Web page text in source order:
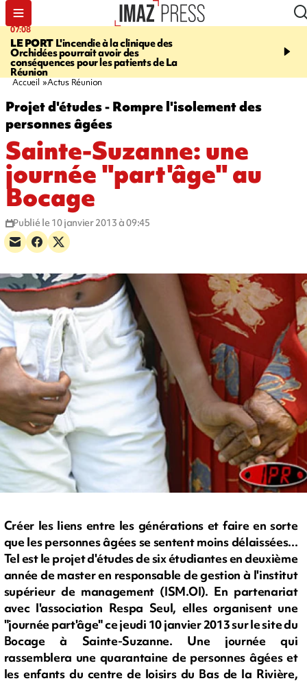
07:08
LE PORT L'incendie à la clinique des
Orchidées pourrait avoir des
conséquences pour les patients de La
Réunion
09:56
Accueil Actus Réunion
Projet d'études - Rompre l'isolement des
personnes âgées
Sainte-Suzanne: une
journée "part'âge" au
Bocage
Publié le 10 janvier 2013 à 09:45
Créer les liens entre les générations et faire en sorte
que les personnes âgées se sentent moins délaissées...
Tel est le projet d'études de six étudiantes en deuxième
année de master en responsable de gestion à l'institut
supérieur de management (ISM.OI). En partenariat
avec l'association Respa Seul, elles organisent une
"journée part'âge" ce jeudi 10 janvier 2013 sur le site du
Bocage à Sainte-Suzanne. Une journée qui
rassemblera une quarantaine de personnes âgées et
les enfants du centre de loisirs du Bas de la Rivière,